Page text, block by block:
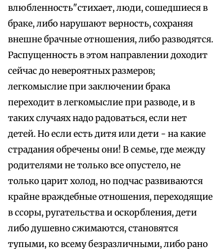
влюбленность"стихает, люди, сошедшиеся в
браке, либо нарушают верность, сохраняя
внешне брачные отношения, либо разводятся.
Распущенность в этом направлении доходит
сейчас до невероятных размеров;
легкомыслие при заключении брака
переходит в легкомыслие при разводе, и в
таких случаях надо радоваться, если нет
детей. Но если есть дитя или дети - на какие
страдания обречены они! В семье, где между
родителями не только все опустело, не
только царит холод, но подчас развиваются
крайне враждебные отношения, переходящие
в ссоры, ругательства и оскорбления, дети
либо душевно сжимаются, становятся
тупыми, ко всему безразличными, либо рано